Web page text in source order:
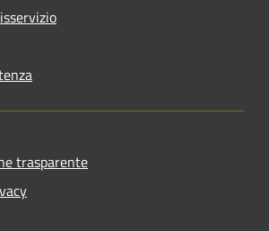
trasparente